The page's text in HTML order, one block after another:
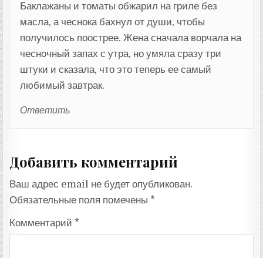
Баклажаны и томаты обжарил на гриле без
масла, а чеснока бахнул от души, чтобы
получилось поострее. Жена сначала ворчала на
чесночный запах с утра, но умяла сразу три
штуки и сказала, что это теперь ее самый
любимый завтрак.
Ответить
Добавить комментарий
Ваш адрес email не будет опубликован.
Обязательные поля помечены *
Комментарий *